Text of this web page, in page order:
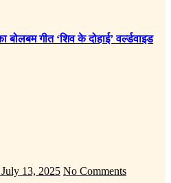
बोलबम गीत ‘शिव के दोहाई’ वर्ल्डवाइड
July 13, 2025 No Comments